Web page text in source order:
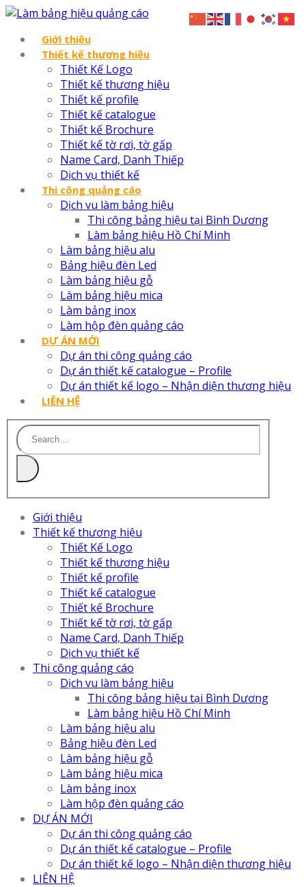
Giới thiệu
Thiết kế thương hiệu
Thiết Kế Logo
Thiết kế thương hiệu
Thiết kế profile
Thiết kế catalogue
Thiết kế Brochure
Thiết kế tờ rơi, tờ gấp
Name Card, Danh Thiếp
Dịch vụ thiết kế
Thi công quảng cáo
Dịch vu làm bảng hiệu
Thi công bảng hiệu tại Bình Dương
Làm bảng hiệu Hồ Chí Minh
Làm bảng hiệu alu
Bảng hiệu đèn Led
Làm bảng hiệu gỗ
Làm bảng hiệu mica
Làm bảng inox
Làm hộp đèn quảng cáo
DỰ ÁN MỚI
Dự án thi công quảng cáo
Dự án thiết kế catalogue – Profile
Dự án thiết kế logo – Nhận diện thương hiệu
LIÊN HỆ
Giới thiệu
Thiết kế thương hiệu
Thiết Kế Logo
Thiết kế thương hiệu
Thiết kế profile
Thiết kế catalogue
Thiết kế Brochure
Thiết kế tờ rơi, tờ gấp
Name Card, Danh Thiếp
Dịch vụ thiết kế
Thi công quảng cáo
Dịch vu làm bảng hiệu
Thi công bảng hiệu tại Bình Dương
Làm bảng hiệu Hồ Chí Minh
Làm bảng hiệu alu
Bảng hiệu đèn Led
Làm bảng hiệu gỗ
Làm bảng hiệu mica
Làm bảng inox
Làm hộp đèn quảng cáo
DỰ ÁN MỚI
Dự án thi công quảng cáo
Dự án thiết kế catalogue – Profile
Dự án thiết kế logo – Nhận diện thương hiệu
LIÊN HỆ